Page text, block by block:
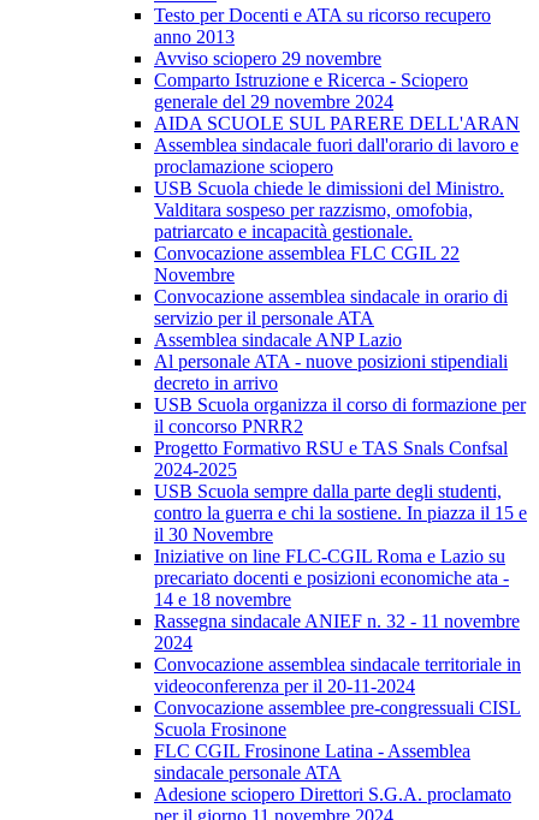
Testo per Docenti e ATA su ricorso recupero
anno 2013
Avviso sciopero 29 novembre
Comparto Istruzione e Ricerca - Sciopero
generale del 29 novembre 2024
AIDA SCUOLE SUL PARERE DELL'ARAN
Assemblea sindacale fuori dall'orario di lavoro e
proclamazione sciopero
USB Scuola chiede le dimissioni del Ministro.
Valditara sospeso per razzismo, omofobia,
patriarcato e incapacità gestionale.
Convocazione assemblea FLC CGIL 22
Novembre
Convocazione assemblea sindacale in orario di
servizio per il personale ATA
Assemblea sindacale ANP Lazio
Al personale ATA - nuove posizioni stipendiali
decreto in arrivo
USB Scuola organizza il corso di formazione per
il concorso PNRR2
Progetto Formativo RSU e TAS Snals Confsal
2024-2025
USB Scuola sempre dalla parte degli studenti,
contro la guerra e chi la sostiene. In piazza il 15 e
il 30 Novembre
Iniziative on line FLC-CGIL Roma e Lazio su
precariato docenti e posizioni economiche ata -
14 e 18 novembre
Rassegna sindacale ANIEF n. 32 - 11 novembre
2024
Convocazione assemblea sindacale territoriale in
videoconferenza per il 20-11-2024
Convocazione assemblee pre-congressuali CISL
Scuola Frosinone
FLC CGIL Frosinone Latina - Assemblea
sindacale personale ATA
Adesione sciopero Direttori S.G.A. proclamato